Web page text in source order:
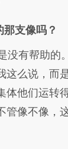
支像吗？
没有帮助的
么说，而
他们运转
管像不像，